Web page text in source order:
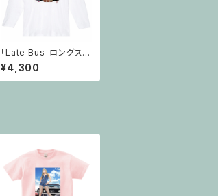
「Late Bus」ロングスリ
ーブTシャツ・ホワイト
¥4,300